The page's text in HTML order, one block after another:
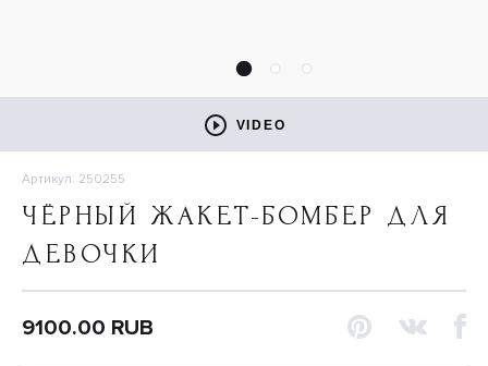
VIDEO
Артикул: 250255
ЧЁРНЫЙ ЖАКЕТ-БОМБЕР ДЛЯ
ДЕВОЧКИ
9100.00 RUB